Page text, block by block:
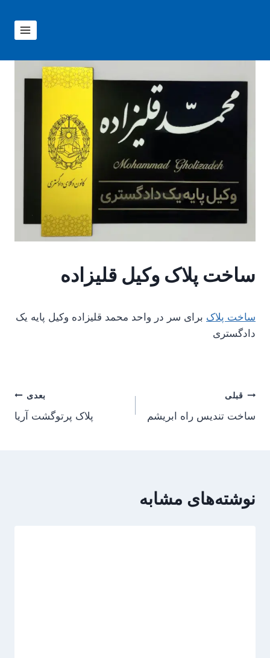
ساخت پلاک وکیل قلیزاده
ساخت پلاک برای سر در واحد محمد قلیزاده وکیل پایه یک
دادگستری
راهبری
نوشته
قبلی
ساخت تندیس راه ابریشم
بعدی
پلاک پرتوگشت آریا
نوشته‌های مشابه